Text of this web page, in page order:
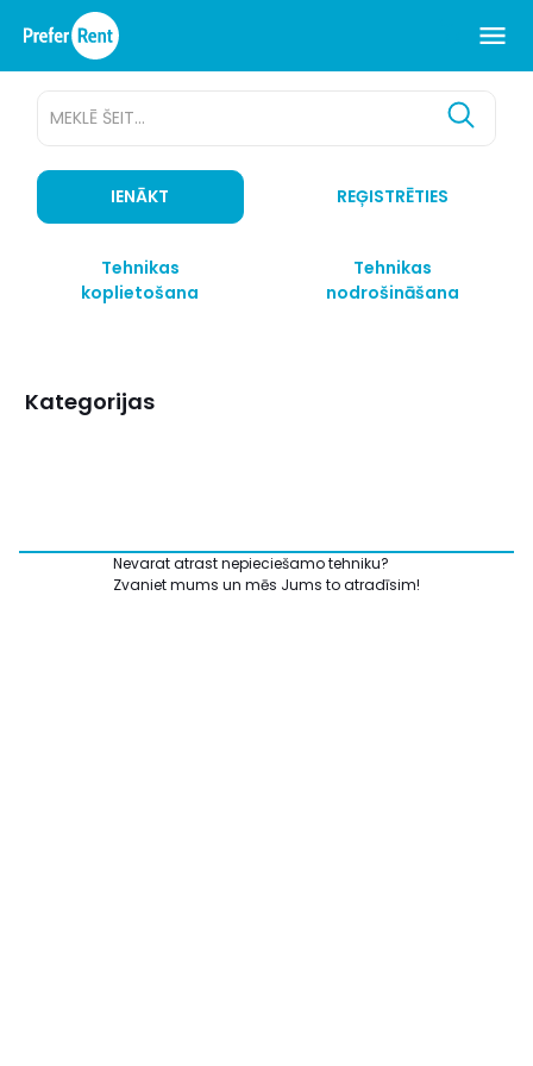
MEKLĒ ŠEIT...
IENĀKT REĢISTRĒTIES
Tehnikas
koplietošana
Tehnikas
nodrošināšana
Kategorijas
Nevarat atrast nepieciešamo tehniku?
Zvaniet mums un mēs Jums to atradīsim!